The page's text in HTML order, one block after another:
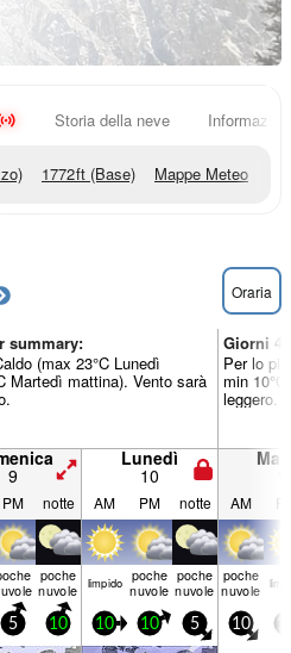
Storia della neve
1772ft (Base) Mappe Meteo
Oraria
summary:
(max 23°C Lunedì
Martedì mattina). Vento sarà
Giorni
Per lo
min
leggero.
9
Lunedì
10
PM notte AM PM notte AM
poche
nuvole limp­ido poche
nuvole
poche
nuvole
poche
nuvole
5 10 10 10 5 10